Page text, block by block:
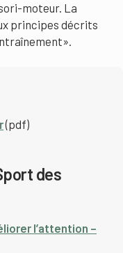
moteur. La
principes décrits
(pdf)
des
l’attention –